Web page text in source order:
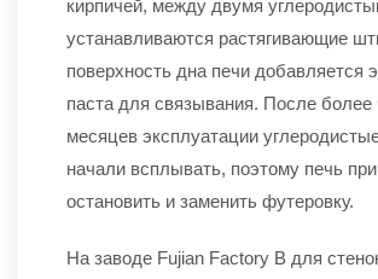
кирпичей, между двумя
устанавливаются растягивающие
поверхность дна печи добавляется
паста для связывания. После более
месяцев эксплуатации
начали всплывать, поэтому печь
остановить и заменить футеровку.
На заводе Fujian Factory B для